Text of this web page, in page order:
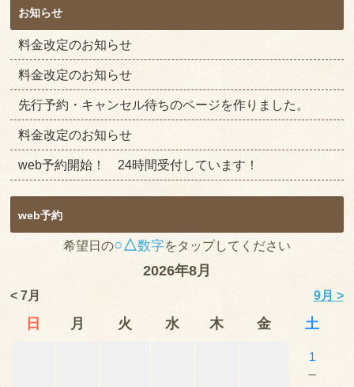
お知らせ
料金改定のお知らせ
料金改定のお知らせ
先行予約・キャンセル待ちのページを作りました。
料金改定のお知らせ
web予約開始！ 24時間受付しています！
web予約
希望日の○△数字をタップしてください
2026年8月
< 7月 9月 >
日 月 火 水 木 金 土
1
－